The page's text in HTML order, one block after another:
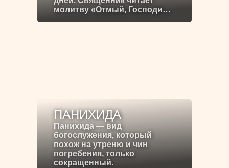
молитву «Отмый, Господи…
ПАНИХИДА
Панихида — вид
богослужения, который
похож на утреню и чин
погребения, только
сокращенный.